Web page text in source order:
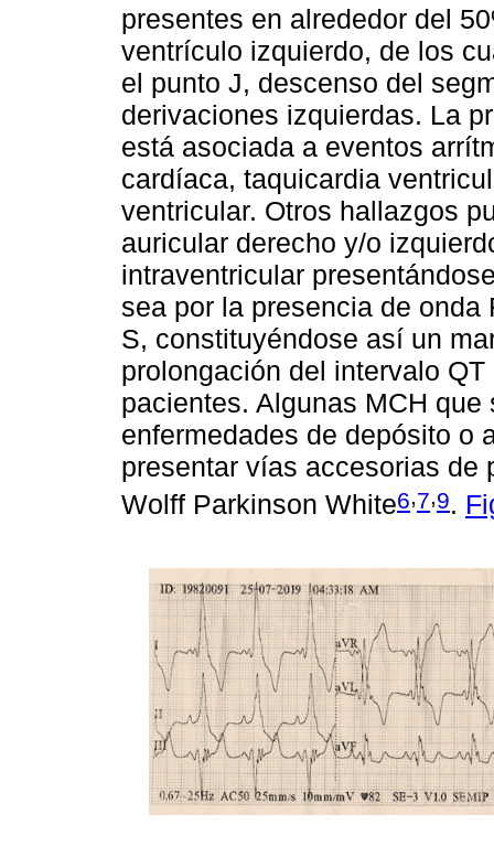
presentes en alrededor del
ventrículo izquierdo, de los
el punto J, descenso del
derivaciones izquierdas. La
está asociada a eventos
cardíaca, taquicardia
ventricular. Otros hallazgos
auricular derecho y/o
intraventricular
sea por la presencia de
S, constituyéndose así un
prolongación del intervalo
pacientes. Algunas MCH
enfermedades de depósito o
presentar vías accesorias de
Wolff Parkinson White6 7 9.